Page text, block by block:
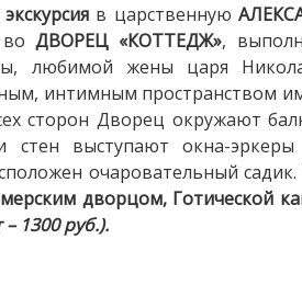
в царственную
воДВОРЕЦ «КОТТЕДЖ»,
любимой жены царя
интимным пространством
сторон Дворец окружают
стен выступают окна-
очаровательный
дворцом, Готической
– 1300 руб.).